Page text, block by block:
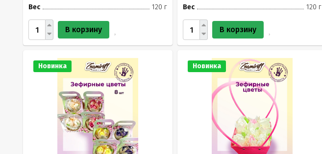
Вес
120 г
В корзину
Вес
120 г
В корзину
Новинка Новинка